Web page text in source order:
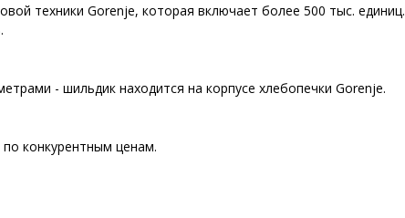
техники Gorenje, которая включает более 500 тыс. единиц.
- шильдик находится на корпусе хлебопечки Gorenje.
конкурентным ценам.